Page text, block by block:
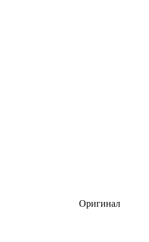
Оригинал